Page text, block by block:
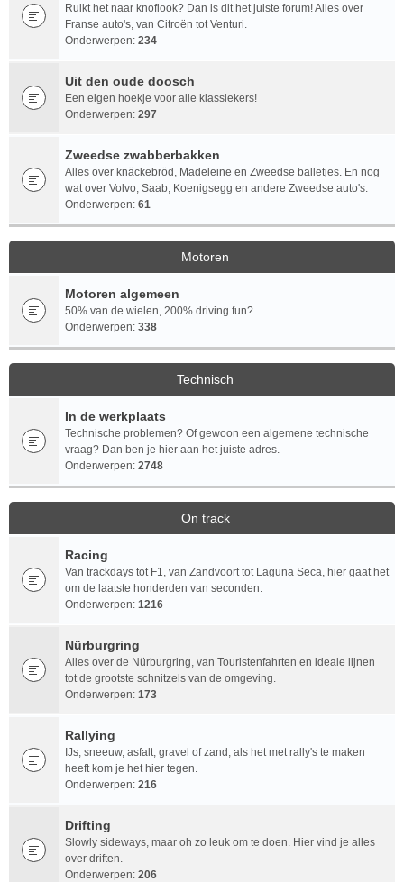
Ruikt het naar knoflook? Dan is dit het juiste forum! Alles over
Franse auto's, van Citroën tot Venturi.
Onderwerpen: 234
Uit den oude doosch
Een eigen hoekje voor alle klassiekers!
Onderwerpen: 297
Zweedse zwabberbakken
Alles over knäckebröd, Madeleine en Zweedse balletjes. En nog
wat over Volvo, Saab, Koenigsegg en andere Zweedse auto's.
Onderwerpen: 61
Motoren
Motoren algemeen
50% van de wielen, 200% driving fun?
Onderwerpen: 338
Technisch
In de werkplaats
Technische problemen? Of gewoon een algemene technische
vraag? Dan ben je hier aan het juiste adres.
Onderwerpen: 2748
On track
Racing
Van trackdays tot F1, van Zandvoort tot Laguna Seca, hier gaat het
om de laatste honderden van seconden.
Onderwerpen: 1216
Nürburgring
Alles over de Nürburgring, van Touristenfahrten en ideale lijnen
tot de grootste schnitzels van de omgeving.
Onderwerpen: 173
Rallying
IJs, sneeuw, asfalt, gravel of zand, als het met rally's te maken
heeft kom je het hier tegen.
Onderwerpen: 216
Drifting
Slowly sideways, maar oh zo leuk om te doen. Hier vind je alles
over driften.
Onderwerpen: 206